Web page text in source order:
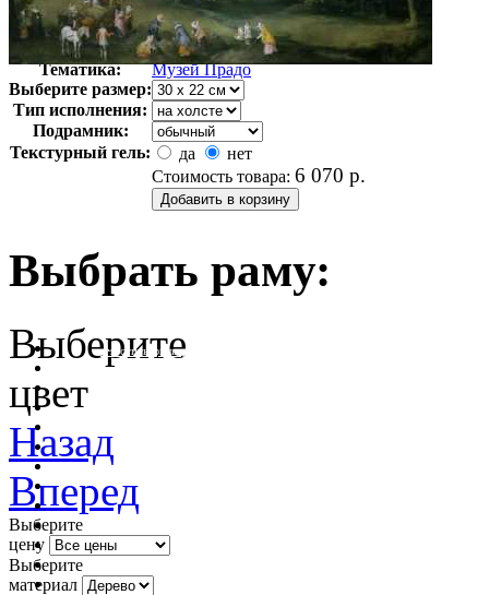
Автор:
Брейгель Питер
Арт-стиль
Классицизм
Тематика:
Музей Прадо
Выберите размер:
Тип исполнения:
Подрамник:
Текстурный гель:
да
нет
Стоимость товара: 6 070 р.
Выбрать раму:
очистить фильтр цвета
Выберите
цвет
Назад
Вперед
Выберите
цену
Выберите
материал